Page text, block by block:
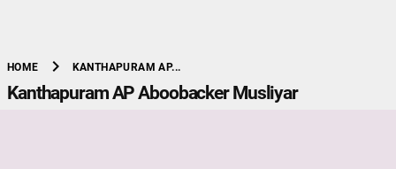
HOME chevron_right KANTHAPURAM AP...
Kanthapuram AP Aboobacker Musliyar